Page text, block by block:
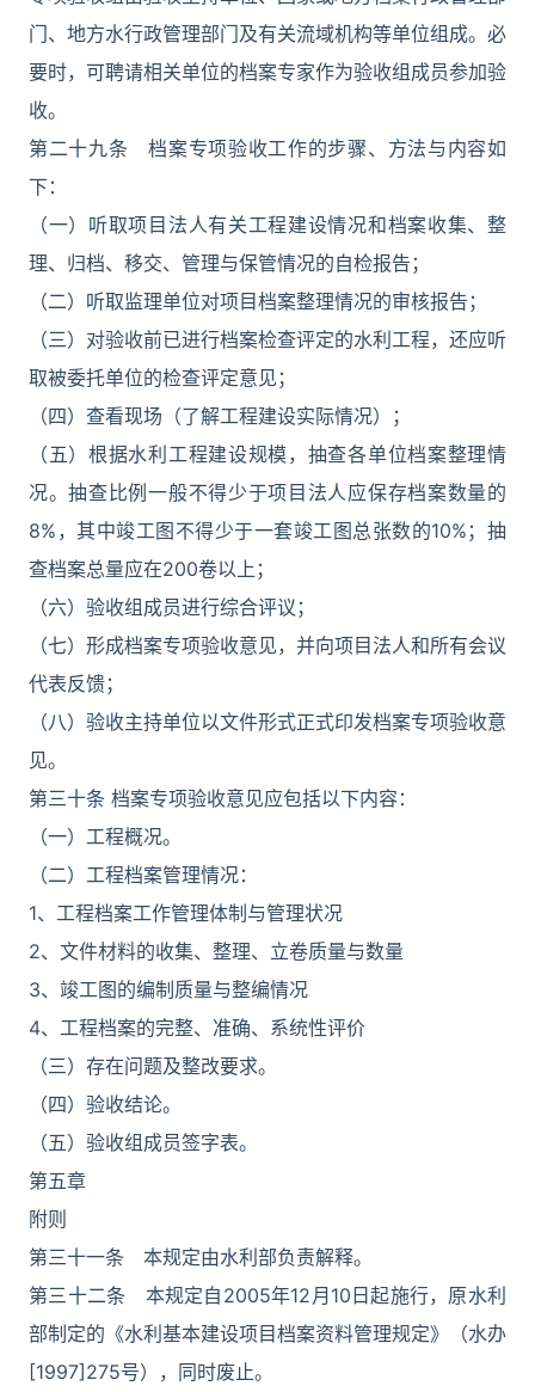
门、地方水行政管理部门及有关流域机构等单位组成。必
要时，可聘请相关单位的档案专家作为验收组成员参加验
收。
第二十九条 档案专项验收工作的步骤、方法与内容如
下：
（一）听取项目法人有关工程建设情况和档案收集、整
理、归档、移交、管理与保管情况的自检报告；
（二）听取监理单位对项目档案整理情况的审核报告；
（三）对验收前已进行档案检查评定的水利工程，还应听
取被委托单位的检查评定意见；
（四）查看现场（了解工程建设实际情况）；
（五）根据水利工程建设规模，抽查各单位档案整理情
况。抽查比例一般不得少于项目法人应保存档案数量的
8%，其中竣工图不得少于一套竣工图总张数的10%；抽
查档案总量应在200卷以上；
（六）验收组成员进行综合评议；
（七）形成档案专项验收意见，并向项目法人和所有会议
代表反馈；
（八）验收主持单位以文件形式正式印发档案专项验收意
见。
第三十条 档案专项验收意见应包括以下内容：
（一）工程概况。
（二）工程档案管理情况：
1、工程档案工作管理体制与管理状况
2、文件材料的收集、整理、立卷质量与数量
3、竣工图的编制质量与整编情况
4、工程档案的完整、准确、系统性评价
（三）存在问题及整改要求。
（四）验收结论。
（五）验收组成员签字表。
第五章
附则
第三十一条 本规定由水利部负责解释。
第三十二条 本规定自2005年12月10日起施行，原水利
部制定的《水利基本建设项目档案资料管理规定》（水办
[1997]275号），同时废止。